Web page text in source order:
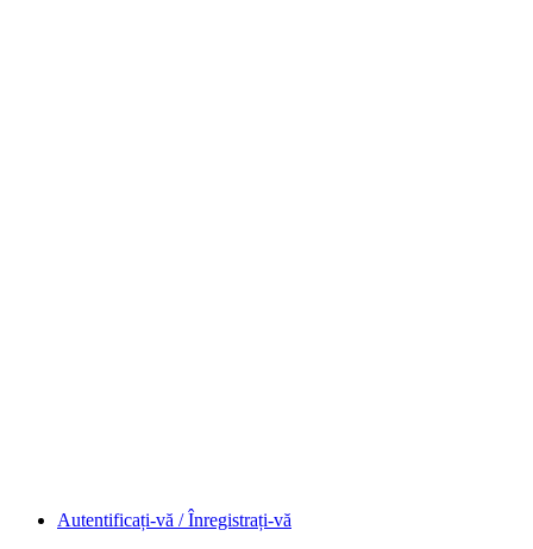
Autentificați-vă / Înregistrați-vă